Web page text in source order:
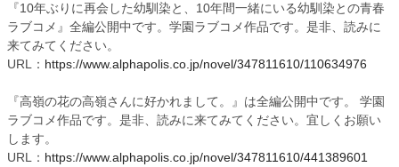
『10年ぶりに再会した幼馴染と、10年間一緒にいる幼馴染との青春
ラブコメ』全編公開中です。学園ラブコメ作品です。是非、読みに
来てみてください。
URL： https://www.alphapolis.co.jp/novel/347811610/110634976
『高嶺の花の高嶺さんに好かれまして。』は全編公開中です。 学園
ラブコメ作品です。是非、読みに来てみてください。宜しくお願い
します。
URL： https://www.alphapolis.co.jp/novel/347811610/441389601